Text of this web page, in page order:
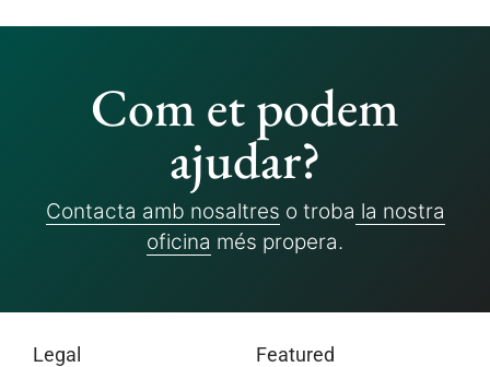
Com et podem
ajudar?
Contacta amb nosaltres o troba la nostra
oficina més propera.
Legal Featured